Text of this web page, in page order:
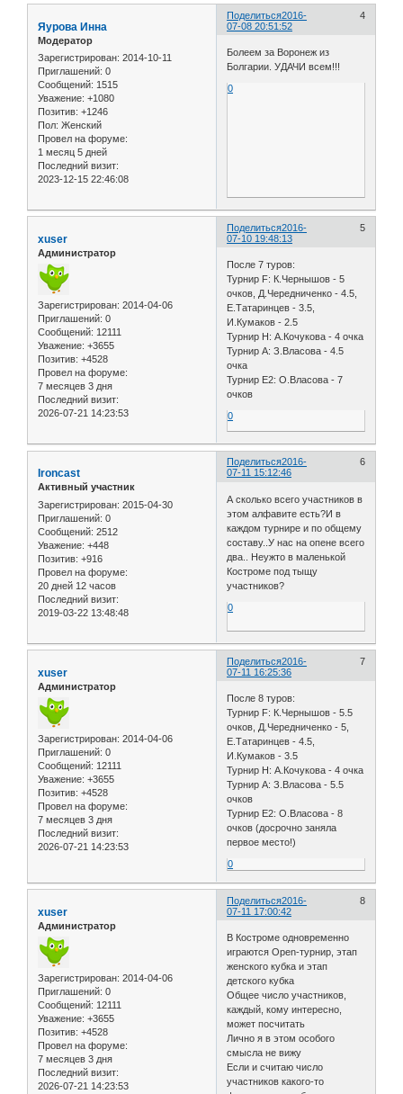
Поделиться 4
2016-
07-08 20:51:52
Яурова Инна
Модератор
Зарегистрирован: 2014-10-11
Приглашений: 0
Сообщений: 1515
Уважение: +1080
Позитив: +1246
Пол: Женский
Провел на форуме:
1 месяц 5 дней
Последний визит:
2023-12-15 22:46:08
Болеем за Воронеж из
Болгарии. УДАЧИ всем!!!
0
Поделиться 5
2016-
07-10 19:48:13
xuser
Администратор
Зарегистрирован: 2014-04-06
Приглашений: 0
Сообщений: 12111
Уважение: +3655
Позитив: +4528
Провел на форуме:
7 месяцев 3 дня
Последний визит:
2026-07-21 14:23:53
После 7 туров:
Турнир F: К.Чернышов - 5
очков, Д.Чередниченко - 4.5,
Е.Татаринцев - 3.5,
И.Кумаков - 2.5
Турнир H: А.Кочукова - 4 очка
Турнир А: З.Власова - 4.5
очка
Турнир E2: О.Власова - 7
очков
0
Поделиться 6
2016-
07-11 15:12:46
Ironcast
Активный участник
Зарегистрирован: 2015-04-30
Приглашений: 0
Сообщений: 2512
Уважение: +448
Позитив: +916
Провел на форуме:
20 дней 12 часов
Последний визит:
2019-03-22 13:48:48
А сколько всего участников в
этом алфавите есть?И в
каждом турнире и по общему
составу..У нас на опене всего
два.. Неужто в маленькой
Костроме под тыщу
участников?
0
Поделиться 7
2016-
07-11 16:25:36
xuser
Администратор
Зарегистрирован: 2014-04-06
Приглашений: 0
Сообщений: 12111
Уважение: +3655
Позитив: +4528
Провел на форуме:
7 месяцев 3 дня
Последний визит:
2026-07-21 14:23:53
После 8 туров:
Турнир F: К.Чернышов - 5.5
очков, Д.Чередниченко - 5,
Е.Татаринцев - 4.5,
И.Кумаков - 3.5
Турнир H: А.Кочукова - 4 очка
Турнир А: З.Власова - 5.5
очков
Турнир E2: О.Власова - 8
очков (досрочно заняла
первое место!)
0
Поделиться 8
2016-
07-11 17:00:42
xuser
Администратор
Зарегистрирован: 2014-04-06
Приглашений: 0
Сообщений: 12111
Уважение: +3655
Позитив: +4528
Провел на форуме:
7 месяцев 3 дня
Последний визит:
2026-07-21 14:23:53
В Костроме одновременно
играются Open-турнир, этап
женского кубка и этап
детского кубка
Общее число участников,
каждый, кому интересно,
может посчитать
Лично я в этом особого
смысла не вижу
Если и считаю число
участников какого-то